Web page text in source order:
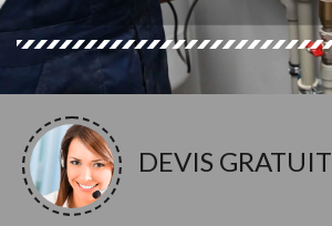
DEVIS GRATUIT